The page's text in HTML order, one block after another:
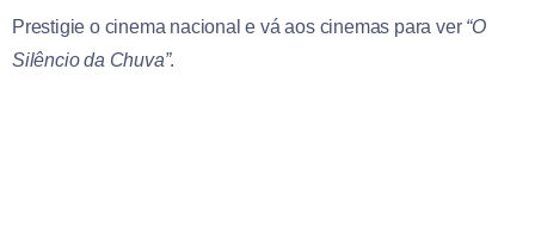
Prestigie o cinema nacional e vá aos cinemas para ver “O
Silêncio da Chuva”.